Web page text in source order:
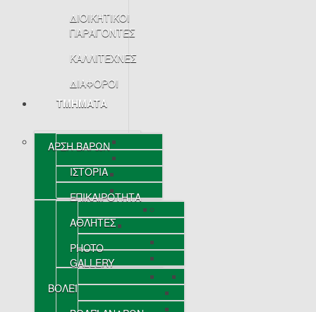
ΔΙΟΙΚΗΤΙΚΟΙ
ΠΑΡΑΓΟΝΤΕΣ
ΚΑΛΛΙΤΕΧΝΕΣ
ΔΙΑΦΟΡΟΙ
ΤΜΗΜΑΤΑ
ΑΡΣΗ ΒΑΡΩΝ
ΙΣΤΟΡΙΑ
ΕΠΙΚΑΙΡΟΤΗΤΑ
ΑΘΛΗΤΕΣ
PHOTO
GALLERY
ΒΟΛΕΪ